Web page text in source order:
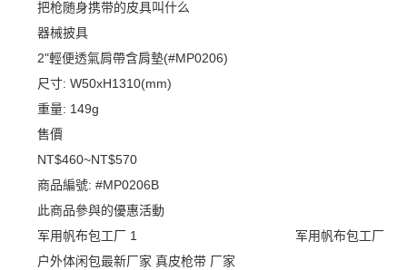
把枪随身携带的皮具叫什么
器械披具
2"輕便透氣肩帶含肩墊(#MP0206)
尺寸: W50xH1310(mm)
重量: 149g
售價
NT$460~NT$570
商品編號: #MP0206B
此商品參與的優惠活動
军用帆布包工厂
军用帆布包工厂
户外体闲包最新厂家 真皮枪带 厂家